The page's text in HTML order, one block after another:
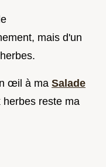
mais d'un
œil à ma Salade
herbes reste ma